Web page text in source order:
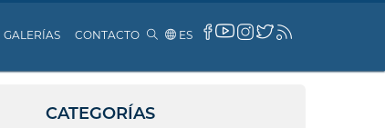
GALERÍAS CONTACTO ES
CATEGORÍAS